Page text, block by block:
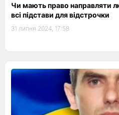
Чи мають право направляти
всі підстави для відстрочки
31 липня 2024, 17:58